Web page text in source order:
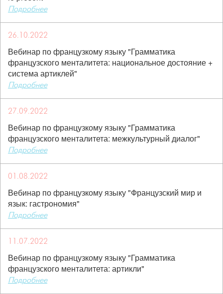
Подробнее
26.10.2022
Вебинар по французкому языку "Грамматика
французского менталитета: национальное достояние +
система артиклей"
Подробнее
27.09.2022
Вебинар по французкому языку "Грамматика
французского менталитета: межкультурный диалог"
Подробнее
01.08.2022
Вебинар по французкому языку "Французский мир и
язык: гастрономия"
Подробнее
11.07.2022
Вебинар по французкому языку "Грамматика
французского менталитета: артикли"
Подробнее